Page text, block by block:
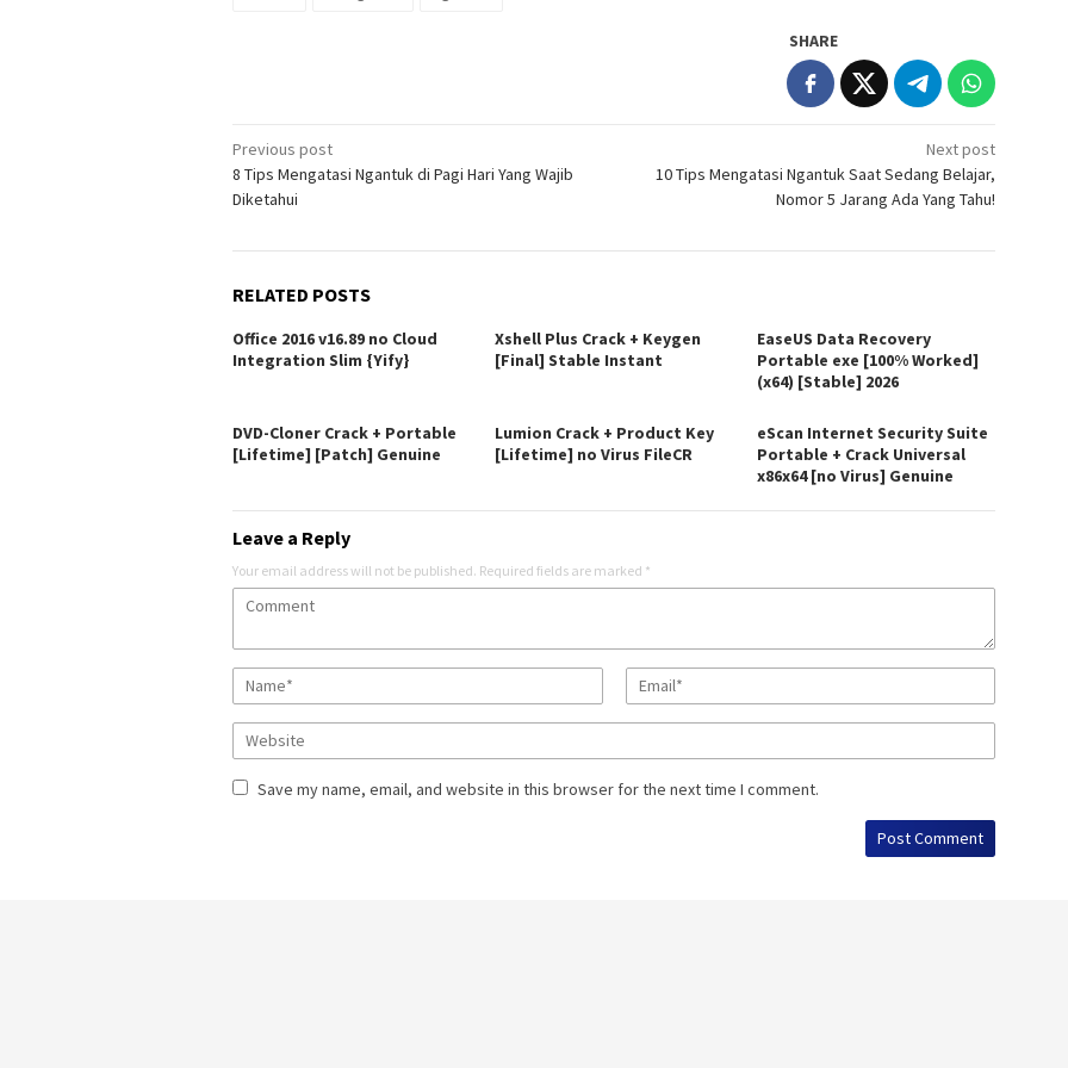
SHARE
Post
navigation
Previous post
8 Tips Mengatasi Ngantuk di Pagi Hari Yang Wajib
Diketahui
Next post
10 Tips Mengatasi Ngantuk Saat Sedang Belajar,
Nomor 5 Jarang Ada Yang Tahu!
RELATED POSTS
Office 2016 v16.89 no Cloud
Integration Slim {Yify}
Xshell Plus Crack + Keygen
[Final] Stable Instant
EaseUS Data Recovery
Portable exe [100% Worked]
(x64) [Stable] 2026
DVD-Cloner Crack + Portable
[Lifetime] [Patch] Genuine
Lumion Crack + Product Key
[Lifetime] no Virus FileCR
eScan Internet Security Suite
Portable + Crack Universal
x86x64 [no Virus] Genuine
Leave a Reply
Your email address will not be published. Required fields are marked *
Save my name, email, and website in this browser for the next time I comment.